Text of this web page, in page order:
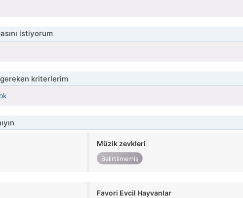
istiyorum
gereken kriterlerim
Müzik zevkleri
Belirtilmemiş
Favori Evcil Hayvanlar